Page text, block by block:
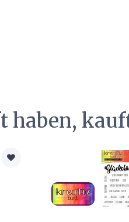
haben,